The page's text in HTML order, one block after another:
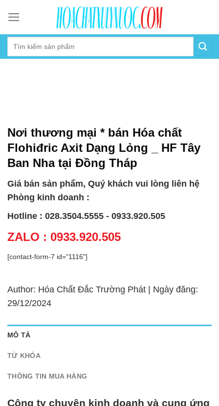
content
Nơi thương mại * bán Hóa chất
Flohiđric Axit Dạng Lỏng _ HF Tây
Ban Nha tại Đồng Tháp
Giá bán sản phẩm, Quý khách vui lòng liên hệ
Phòng kinh doanh :
Hotline : 028.3504.5555 - 0933.920.505
ZALO : 0933.920.505
[contact-form-7 id="1116"]
Author: Hóa Chất Đắc Trường Phát | Ngày đăng:
29/12/2024
MÔ TẢ
TỪ KHÓA
THÔNG TIN MUA HÀNG
Công ty chuyên kinh doanh và cung ứng